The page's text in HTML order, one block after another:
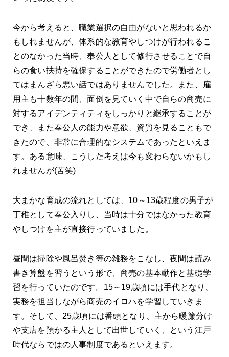
今から考えると、職業選択の自由がないと思われるか
もしれませんが、体系的な教育やしつけが行われるこ
とのなかった当時、奉公人として修行させることで自
らの食い扶持を確保することができたので労働者とし
てはまんざら悪い話ではありませんでした。また、雇
用主も十数年の間、面倒を見ていく中で自らの商売に
対するアイデンティティをしっかりと継承することが
でき、また奉公人の能力や意欲、資質を見ることもで
きたので、非常に合理的なシステムであったといえま
す。ある意味、こうした考えは今も変わらないかもし
れませんが(苦笑)
大まかな育成の流れとしては、10～13歳程度の男子が
丁稚として奉公入りし、当時は十分ではなかった教育
やしつけを主が直接行っていました。
昼間は掃除や風呂焚き等の雑務をこなし、夜間は読み
書き算盤を習うという形で、商売の基本動作と基礎学
習を行っていたのです。15～19歳頃には手代となり、
実務を担当しながら商売のイロハを学習していきま
す。そして、25歳頃には番頭となり、主から暖簾分け
や支店を預かる主人として出世していく、という江戸
時代ならではの人事制度であるといえます。